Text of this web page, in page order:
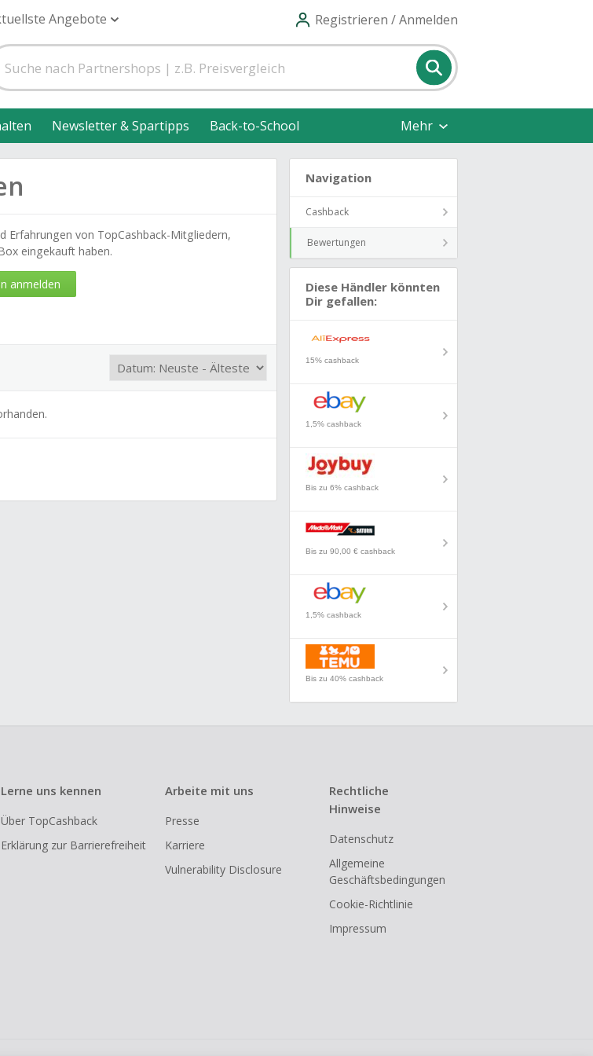
Angebote Registrieren / Anmelden
Newsletter & Spartipps Back-to-School Mehr
Erfahrungen von TopCashback-Mitgliedern,
eingekauft haben.
anmelden
Navigation
Cashback
Bewertungen
Diese Händler könnten
Dir gefallen:
15% cashback
1,5% cashback
Bis zu 6% cashback
Bis zu 90,00 € cashback
1,5% cashback
Bis zu 40% cashback
Lerne uns kennen
Über TopCashback
Erklärung zur Barrierefreiheit
Arbeite mit uns
Presse
Karriere
Vulnerability Disclosure
Rechtliche
Hinweise
Datenschutz
Allgemeine
Geschäftsbedingungen
Cookie-Richtlinie
Impressum